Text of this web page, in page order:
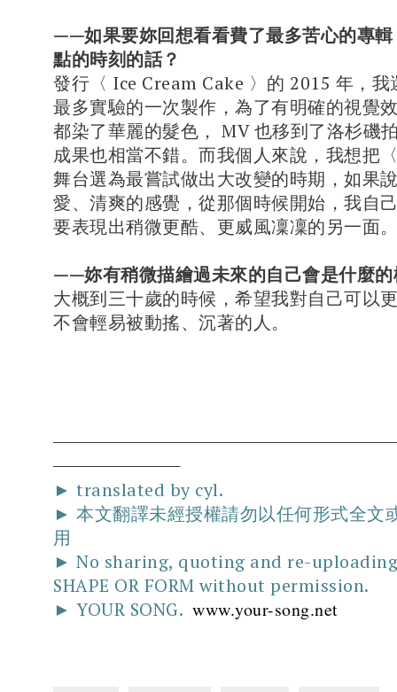
——如果要妳回想看看費了最多苦心的專
點的時刻的話？
發行〈 Ice Cream Cake 〉的 2015 年，
最多實驗的一次製作，為了有明確的視覺
都染了華麗的髮色， MV 也移到了洛杉磯
成果也相當不錯。而我個人來說，我想把
舞台選為最嘗試做出大改變的時期，如果
愛、清爽的感覺，從那個時候開始，我自
要表現出稍微更酷、更威風凜凜的另一面
——妳有稍微描繪過未來的自己會是什麼的
大概到三十歲的時候，希望我對自己可以
不會輕易被動搖、沉著的人。
► translated by cyl.
► 本文翻譯未經授權請勿以任何形式全文
用
► No sharing, quoting and re-uploading
SHAPE OR FORM without permission.
► YOUR SONG. www.your-song.net